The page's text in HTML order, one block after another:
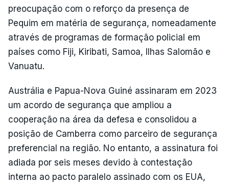
preocupação com o reforço da presença de
Pequim em matéria de segurança, nomeadamente
através de programas de formação policial em
países como Fiji, Kiribati, Samoa, Ilhas Salomão e
Vanuatu.
Austrália e Papua-Nova Guiné assinaram em 2023
um acordo de segurança que ampliou a
cooperação na área da defesa e consolidou a
posição de Camberra como parceiro de segurança
preferencial na região. No entanto, a assinatura foi
adiada por seis meses devido à contestação
interna ao pacto paralelo assinado com os EUA,